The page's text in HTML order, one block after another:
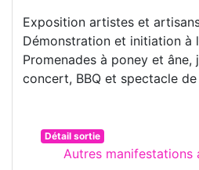
Exposition artistes et
Démonstration et initiation à
Promenades à poney et
concert, BBQ et spectacle
Détail sortie
Autres manifestations